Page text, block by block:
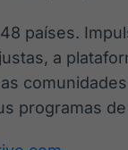
países.
a
programas